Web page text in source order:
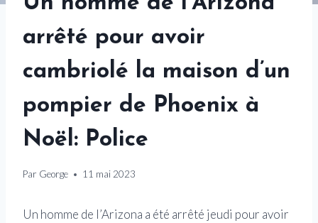
arrêté pour avoir
cambriolé la maison d’un
pompier de Phoenix à
Noël: Police
Par George 11 mai 2023
Un homme de l’Arizona a été arrêté jeudi pour avoir